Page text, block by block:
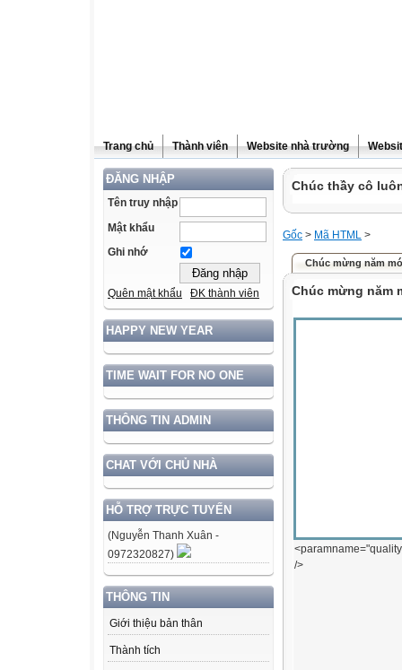
Trang chủ Thành viên Website nhà trường
ĐĂNG NHẬP
Tên truy nhập
Mật khẩu
Ghi nhớ
Quên mật khẩu ĐK thành viên
HAPPY NEW YEAR
TIME WAIT FOR NO ONE
THÔNG TIN ADMIN
CHAT VỚI CHỦ NHÀ
HỖ TRỢ TRỰC TUYẾN
(Nguyễn Thanh Xuân -
0972320827)
THÔNG TIN
Giới thiệu bản thân
Thành tích
Chúc thầy cô
Gốc > Mã HTML >
Chúc mừng năm
Chúc mừng năm
<paramname="quality
/>